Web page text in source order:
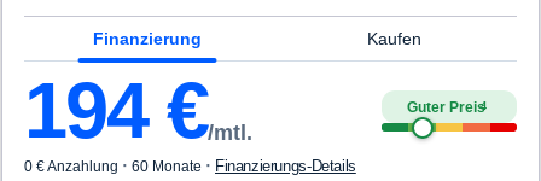
Finanzierung Kaufen
194€/mtl.
Guter Preis4
0 € Anzahlung · 60 Monate · Finanzierungs-Details